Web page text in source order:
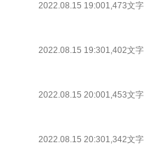
2022.08.15 19:001,473文字
2022.08.15 19:301,402文字
2022.08.15 20:001,453文字
2022.08.15 20:301,342文字